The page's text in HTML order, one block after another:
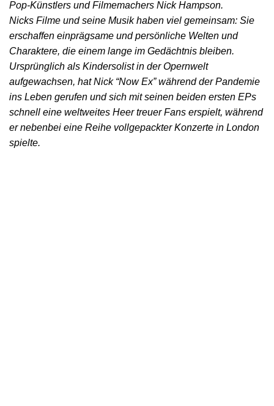
Pop-Künstlers und Filmemachers Nick Hampson.
Nicks Filme und seine Musik haben viel gemeinsam: Sie
erschaffen einprägsame und persönliche Welten und
Charaktere, die einem lange im Gedächtnis bleiben.
Ursprünglich als Kindersolist in der Opernwelt
aufgewachsen, hat Nick “Now Ex” während der Pandemie
ins Leben gerufen und sich mit seinen beiden ersten EPs
schnell eine weltweites Heer treuer Fans erspielt, während
er nebenbei eine Reihe vollgepackter Konzerte in London
spielte.